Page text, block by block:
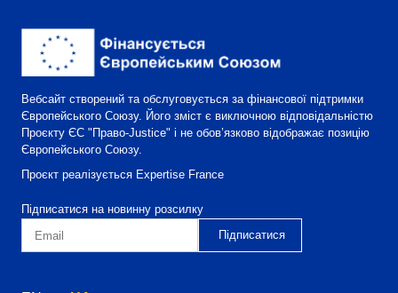
Вебсайт створений та обслуговується за фінансової підтримки
Європейського Союзу. Його зміст є виключною відповідальністю
Проєкту ЄС "Право-Justice" і не обов’язково відображає позицію
Європейського Союзу.
Проєкт реалізується Expertise France
Підписатися на новинну розсилку